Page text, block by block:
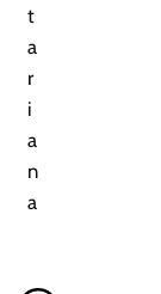
t
a
r
i
a
n
a